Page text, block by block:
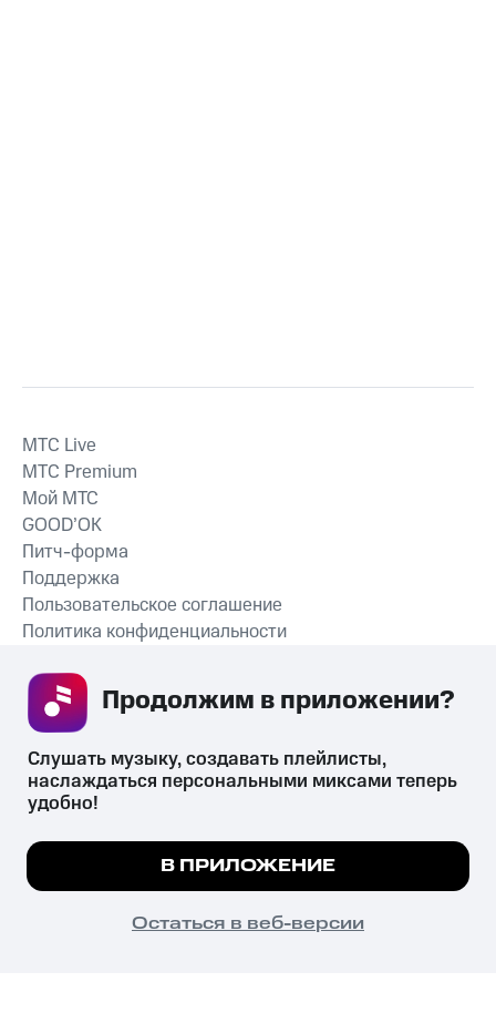
СКАЧАТЬ ПРИЛОЖЕНИЕ
MTС Live
MTС Premium
Мой МТС
GOOD’OK
Питч-форма
Поддержка
Пользовательское соглашение
Политика конфиденциальности
психотропных веществ, их аналогов причиняет вред здоровью,
их незаконный оборот запрещён и влечёт установленную
законодательством ответственность.
© 2026 ООО «КИОН».
Все права защищены
Мы используем куки, чтобы на сайте все
Подробнее
ПОНЯТНО
Слушать музыку, создавать плейлисты,
наслаждаться персональными миксами теперь
удобно!
В ПРИЛОЖЕНИЕ
Остаться в веб-версии